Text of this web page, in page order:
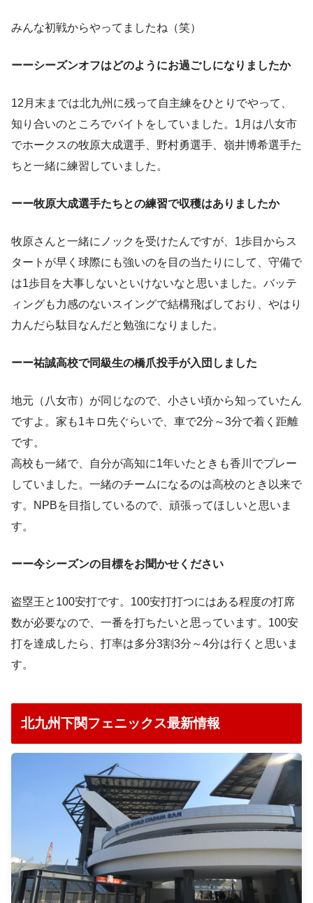
みんな初戦からやってましたね（笑）
ーーシーズンオフはどのようにお過ごしになりましたか
12月末までは北九州に残って自主練をひとりでやって、
知り合いのところでバイトをしていました。1月は八女市
でホークスの牧原大成選手、野村勇選手、嶺井博希選手た
ちと一緒に練習していました。
ーー牧原大成選手たちとの練習で収穫はありましたか
牧原さんと一緒にノックを受けたんですが、1歩目からス
タートが早く球際にも強いのを目の当たりにして、守備で
は1歩目を大事しないといけないなと思いました。バッテ
ィングも力感のないスイングで結構飛ばしており、やはり
力んだら駄目なんだと勉強になりました。
ーー祐誠高校で同級生の橋爪投手が入団しました
地元（八女市）が同じなので、小さい頃から知っていたん
ですよ。家も1キロ先ぐらいで、車で2分～3分で着く距離
です。
高校も一緒で、自分が高知に1年いたときも香川でプレー
していました。一緒のチームになるのは高校のとき以来で
す。NPBを目指しているので、頑張ってほしいと思いま
す。
ーー今シーズンの目標をお聞かせください
盗塁王と100安打です。100安打打つにはある程度の打席
数が必要なので、一番を打ちたいと思っています。100安
打を達成したら、打率は多分3割3分～4分は行くと思いま
す。
北九州下関フェニックス最新情報